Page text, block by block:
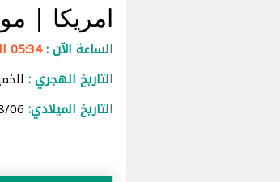
امريكا |
الساعة الآن :05:34 التوقيت المحلي كولورادو سبرينغس
التاريخ الهجري : الخميس 21
التاريخ الميلادي: